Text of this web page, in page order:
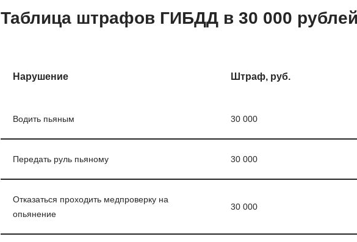
Таблица штрафов ГИБДД в 30 000
Нарушение Штраф, руб.
Водить пьяным 30 000
Передать руль пьяному 30 000
Отказаться проходить медпроверку на
опьянение
30 000